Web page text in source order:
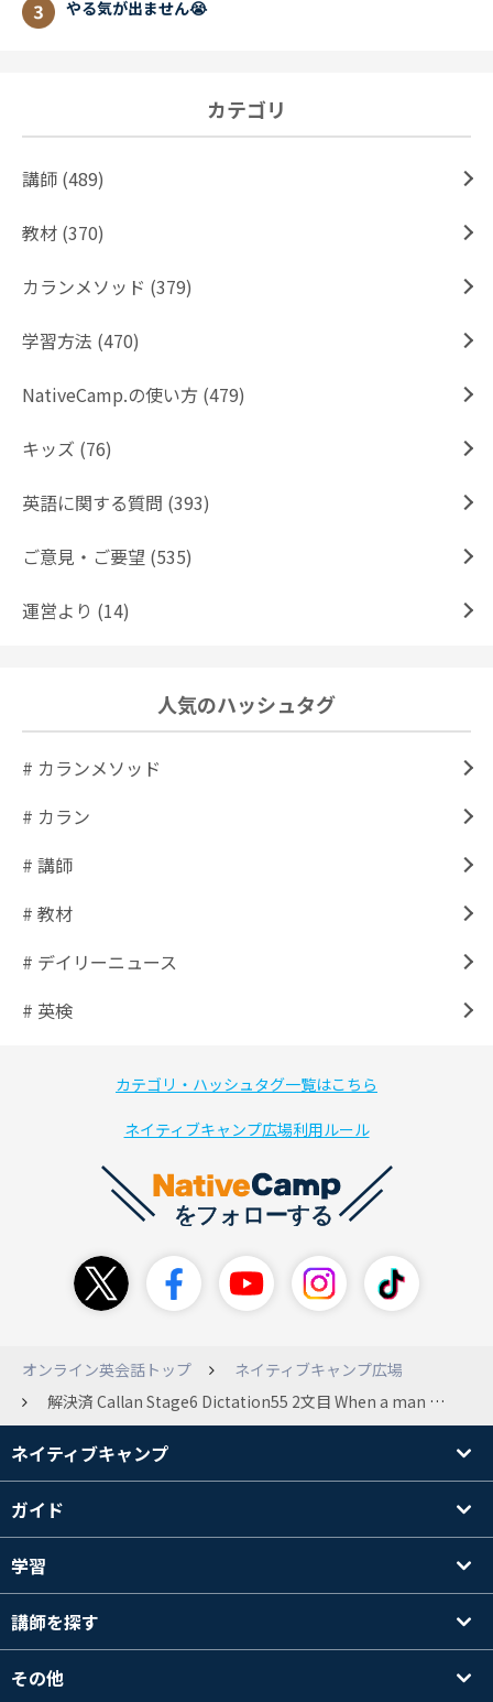
やる気が出ません😭
カテゴリ
講師 (489)
教材 (370)
カランメソッド (379)
学習方法 (470)
NativeCamp.の使い方 (479)
キッズ (76)
英語に関する質問 (393)
ご意見・ご要望 (535)
運営より (14)
人気のハッシュタグ
# カランメソッド
# カラン
# 講師
# 教材
# デイリーニュース
# 英検
カテゴリ・ハッシュタグ一覧はこちら
ネイティブキャンプ広場利用ルール
オンライン英会話トップ
ネイティブキャンプ広場
解決済 Callan Stage6 Dictation55 2文目 When a man murders another man, ought we to put him in prison or kill him? ought to の中にweが入っているのですが、違和感がありwe ought to put him ではなく、ought we to put このような表現もよくあるのでしょうか？
ネイティブキャンプ
ガイド
学習
講師を探す
その他